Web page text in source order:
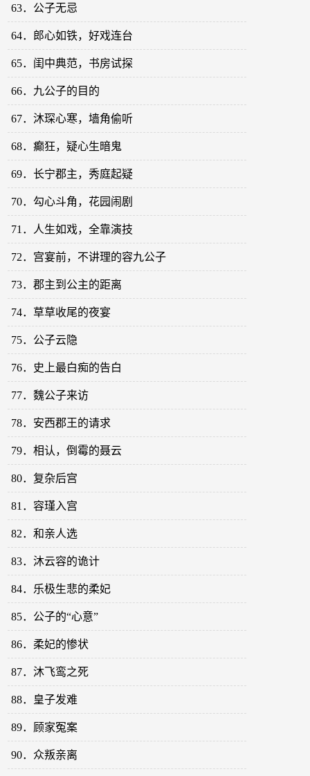
63．公子无忌
64．郎心如铁，好戏连台
65．闺中典范，书房试探
66．九公子的目的
67．沐琛心寒，墙角偷听
68．癫狂，疑心生暗鬼
69．长宁郡主，秀庭起疑
70．勾心斗角，花园闹剧
71．人生如戏，全靠演技
72．宫宴前，不讲理的容九公子
73．郡主到公主的距离
74．草草收尾的夜宴
75．公子云隐
76．史上最白痴的告白
77．魏公子来访
78．安西郡王的请求
79．相认，倒霉的聂云
80．复杂后宫
81．容瑾入宫
82．和亲人选
83．沐云容的诡计
84．乐极生悲的柔妃
85．公子的“心意”
86．柔妃的惨状
87．沐飞鸾之死
88．皇子发难
89．顾家冤案
90．众叛亲离